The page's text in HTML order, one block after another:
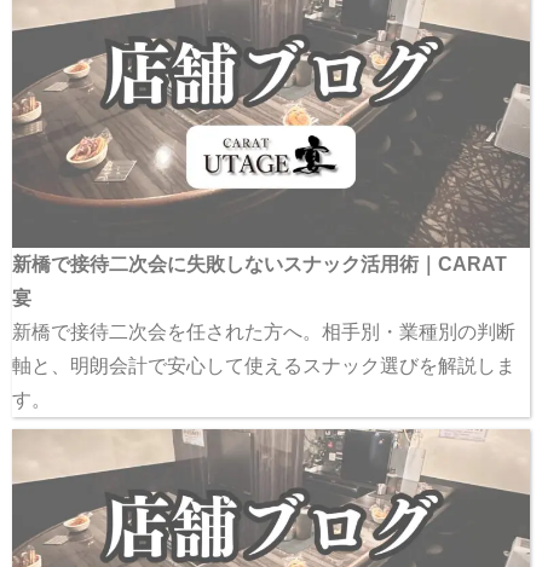
新橋で接待二次会に失敗しないスナック活用術｜CARAT
宴
新橋で接待二次会を任された方へ。相手別・業種別の判断
軸と、明朗会計で安心して使えるスナック選びを解説しま
す。